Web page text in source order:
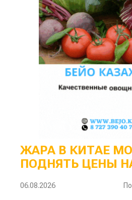
ЖАРА В КИТАЕ
ПОДНЯТЬ ЦЕНЫ
06.08.2026